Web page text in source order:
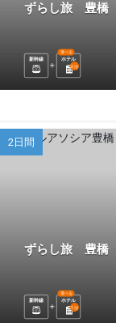
ずらし旅 豊橋
新幹線 ホテル
選べる
2泊
2日間
ずらし旅 豊橋
新幹線 ホテル
選べる
1 泊